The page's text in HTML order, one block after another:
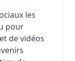
les
pour
de vidéos